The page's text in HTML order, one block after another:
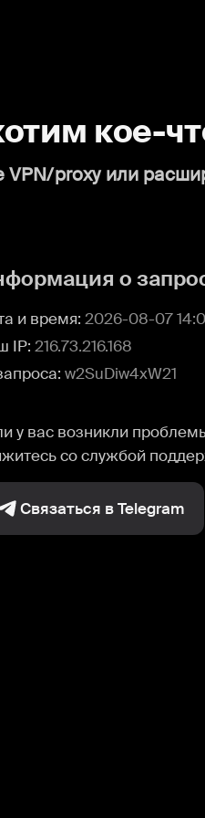
кое-
proxy или
о
и время: 2026-08-07
IP: 216.73.216.168
w2SuDiw4xW21
у вас возникли
со службой
Связаться в Telegram